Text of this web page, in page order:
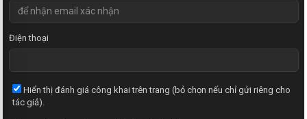
Điện thoại
Hiển thị đánh giá công khai trên trang (bỏ chọn nếu chỉ gửi riêng cho
tác giả).